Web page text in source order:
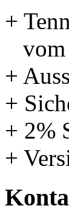
+
vom
+
+
+ 2%
+